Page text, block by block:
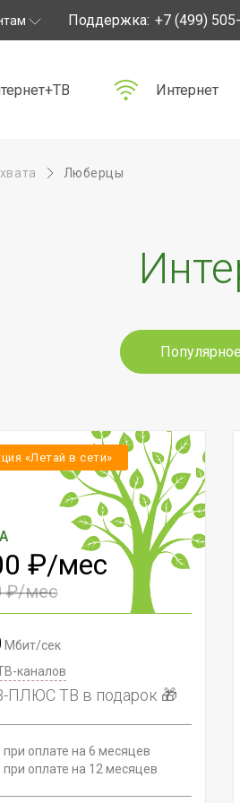
оплаты
Поддержка: +7 (499)
Интернет
Люберцы
Популярное
«Летай в сети»
₽/мес
₽/мес
Мбит/сек
каналов
ПЛЮС ТВ в подарок 🎁
при оплате на 6 месяцев
при оплате на 12 месяцев